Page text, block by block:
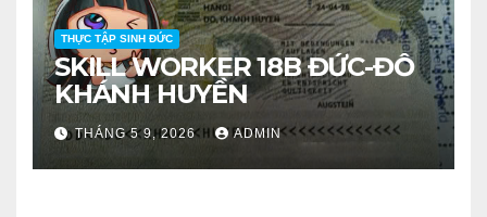
THỰC TẬP SINH ĐỨC
SKILL WORKER 18B ĐỨC-ĐỖ
KHÁNH HUYỀN
THÁNG 5 9, 2026 ADMIN